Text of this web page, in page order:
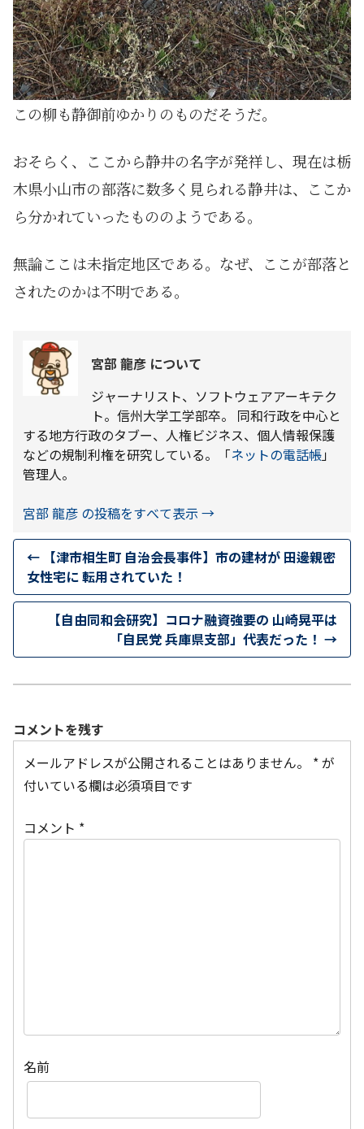
この柳も静御前ゆかりのものだそうだ。
おそらく、ここから静井の名字が発祥し、現在は栃
木県小山市の部落に数多く見られる静井は、ここか
ら分かれていったもののようである。
無論ここは未指定地区である。なぜ、ここが部落と
されたのかは不明である。
宮部 龍彦 について
ジャーナリスト、ソフトウェアアーキテク
ト。信州大学工学部卒。 同和行政を中心と
する地方行政のタブー、人権ビジネス、個人情報保護
などの規制利権を研究している。「ネットの電話帳」
管理人。
宮部 龍彦 の投稿をすべて表示 →
← 【津市相生町 自治会長事件】市の建材が 田邊親密
女性宅に 転用されていた！
【自由同和会研究】コロナ融資強要の 山崎晃平は
「自民党 兵庫県支部」代表だった！ →
コメントを残す
メールアドレスが公開されることはありません。
*が
付いている欄は必須項目です
コメント *
名前